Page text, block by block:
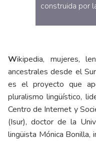
construida por
Wikipedia, mujeres,
ancestrales desde el
es el proyecto que
pluralismo lingüístico,
Centro de Internet y
(Isur), doctor de la
lingüista Mónica Bonilla,